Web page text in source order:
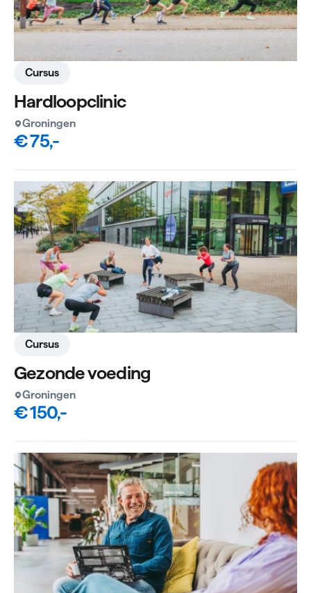
Hardloopclinic
Cursus
Groningen
€ 75,-
Gezonde voeding
Cursus
Groningen
€ 150,-